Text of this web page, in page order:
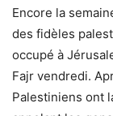
Encore la
des fidèles
occupé à
Fajr vendredi.
Palestiniens ont